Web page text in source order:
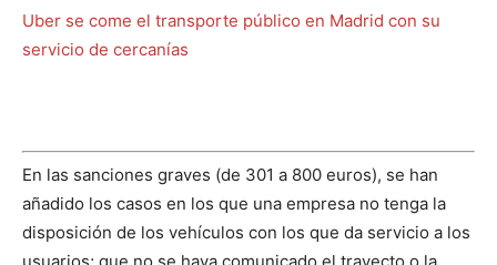
Uber se come el transporte público en Madrid con su
servicio de cercanías
En las sanciones graves (de 301 a 800 euros), se han
añadido los casos en los que una empresa no tenga la
disposición de los vehículos con los que da servicio a los